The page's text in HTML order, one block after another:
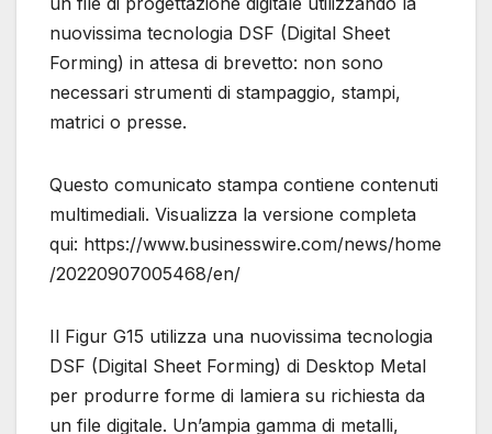
nuovissima tecnologia DSF (Digital Sheet
Forming) in attesa di brevetto: non sono
necessari strumenti di stampaggio, stampi,
matrici o presse.
Questo comunicato stampa contiene contenuti
multimediali. Visualizza la versione completa
qui: https://www.businesswire.com/news/home
/20220907005468/en/
Il Figur G15 utilizza una nuovissima tecnologia
DSF (Digital Sheet Forming) di Desktop Metal
per produrre forme di lamiera su richiesta da
un file digitale. Un’ampia gamma di metalli,